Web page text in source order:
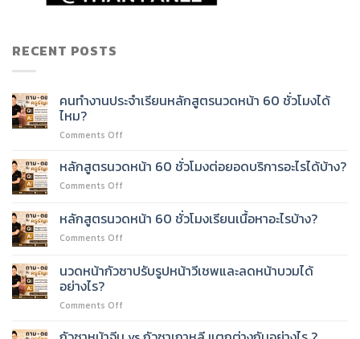
RECENT POSTS
คนทำงานประจำเรียนหลักสูตรนวดหน้า 60 ชั่วโมงได้
ไหม?
Comments Off
ทำงาน
ประจำ
นวด
ได้
หลักสูตรนวดหน้า 60 ชั่วโมงต่อยอดบริการอะไรได้บ้าง?
Comments Off
หน้า
ต่อย
อด
บ้าง?
หลักสูตรนวดหน้า 60 ชั่วโมงเรียนเนื้อหาอะไรบ้าง?
Comments Off
นวด
หน้า
เนื้อหา
นวดหน้ากัวซาปรับรูปหน้าวีเชพและลดหน้าบวมได้
อย่างไร?
Comments Off
หน้า